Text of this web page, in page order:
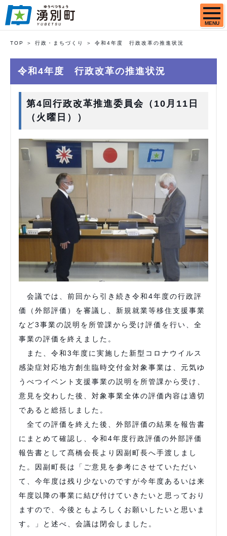
MENU
TOP 行政・まちづくり 令和4年度 行政改革の推進状況
令和4年度 行政改革の推進状況
第4回行政改革推進委員会（10月11日
（火曜日））
会議では、前回から引き続き令和4年度の行政評
価（外部評価）を審議し、新規就業等移住支援事業
など3事業の説明を所管課から受け評価を行い、全
事業の評価を終えました。
また、令和3年度に実施した新型コロナウイルス
感染症対応地方創生臨時交付金対象事業は、元気ゆ
うべつイベント支援事業の説明を所管課から受け、
意見を交わした後、対象事業全体の評価内容は適切
であると総括しました。
全ての評価を終えた後、外部評価の結果を報告書
にまとめて確認し、令和4年度行政評価の外部評価
報告書として髙橋会長より因副町長へ手渡しまし
た。因副町長は「ご意見を参考にさせていただい
て、今年度は残り少ないのですが今年度あるいは来
年度以降の事業に結び付けていきたいと思っており
ますので、今後ともよろしくお願いしたいと思いま
す。」と述べ、会議は閉会しました。